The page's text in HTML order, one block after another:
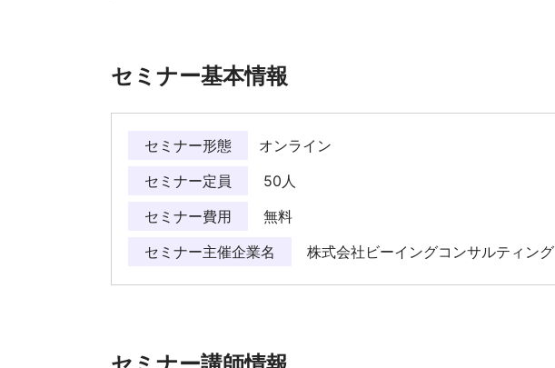
セミナー基本情報
セミナー形態
オンライン
セミナー定員
50人
セミナー費用
無料
セミナー主催企業名
株式会社ビーイングコンサルティング